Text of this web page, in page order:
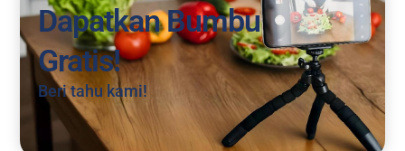
Dapatkan Bumbu
Gratis!
Beri tahu kami!